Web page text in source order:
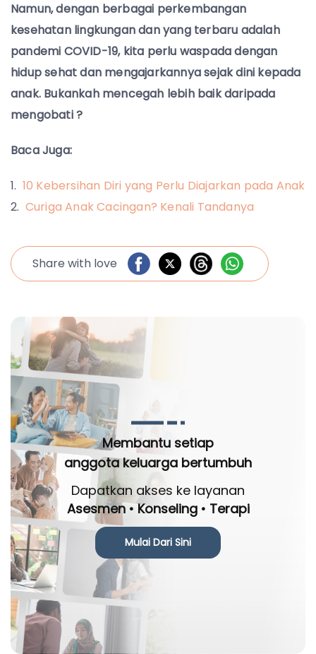
Namun, dengan berbagai perkembangan
kesehatan lingkungan dan yang terbaru adalah
pandemi COVID-19, kita perlu waspada dengan
hidup sehat dan mengajarkannya sejak dini kepada
anak. Bukankah mencegah lebih baik daripada
mengobati ?
Baca Juga:
10 Kebersihan Diri yang Perlu Diajarkan pada Anak
Curiga Anak Cacingan? Kenali Tandanya
Share with love
Membantu setiap
anggota keluarga bertumbuh
Dapatkan akses ke layanan
Asesmen • Konseling • Terapi
Mulai Dari Sini